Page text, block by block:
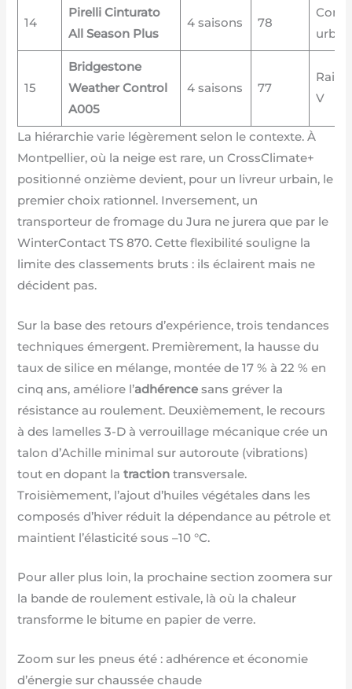
14
Pirelli Cinturato
All Season Plus
4 saisons 78
15
Bridgestone
Weather Control
A005
4 saisons 77
V
La hiérarchie varie légèrement selon le contexte. À
Montpellier, où la neige est rare, un CrossClimate+
positionné onzième devient, pour un livreur urbain, le
premier choix rationnel. Inversement, un
transporteur de fromage du Jura ne jurera que par le
WinterContact TS 870. Cette flexibilité souligne la
limite des classements bruts : ils éclairent mais ne
décident pas.
Sur la base des retours d’expérience, trois tendances
techniques émergent. Premièrement, la hausse du
taux de silice en mélange, montée de 17 % à 22 % en
cinq ans, améliore l’adhérence sans gréver la
résistance au roulement. Deuxièmement, le recours
à des lamelles 3-D à verrouillage mécanique crée un
talon d’Achille minimal sur autoroute (vibrations)
tout en dopant latraction transversale.
Troisièmement, l’ajout d’huiles végétales dans les
composés d’hiver réduit la dépendance au pétrole et
maintient l’élasticité sous –10 °C.
Pour aller plus loin, la prochaine section zoomera sur
la bande de roulement estivale, là où la chaleur
transforme le bitume en papier de verre.
Zoom sur les pneus été : adhérence et économie
d’énergie sur chaussée chaude